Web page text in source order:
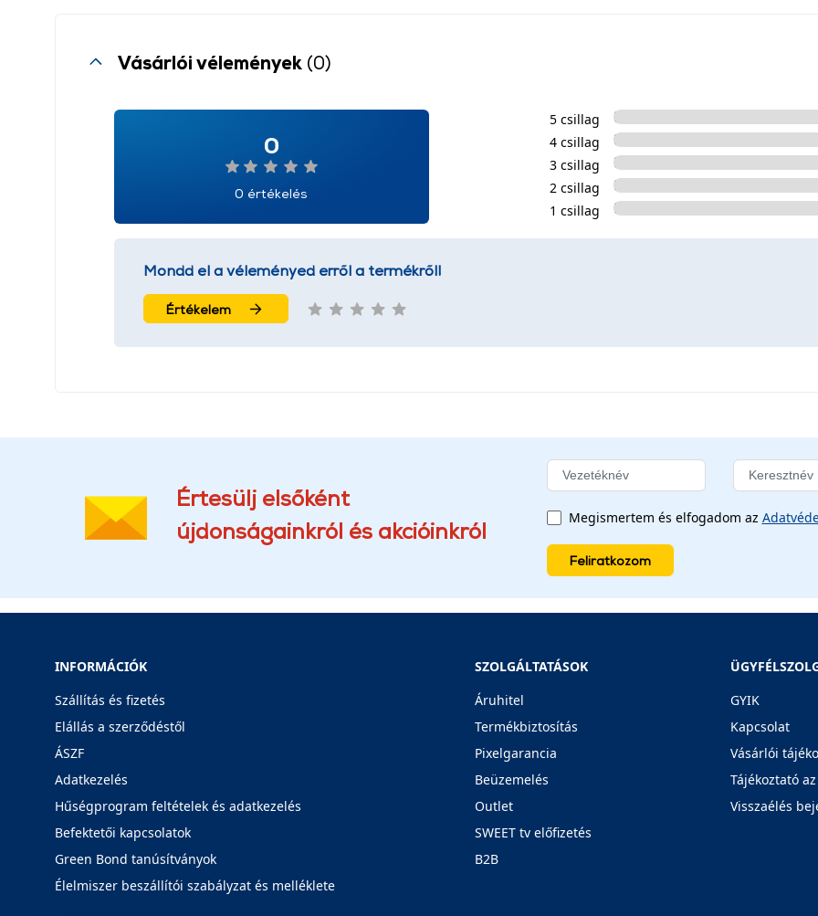
Vásárlói vélemények (0)
0
0 értékelés
5 csillag
4 csillag
3 csillag
2 csillag
1 csillag
Mondd el a véleményed erről a termékről!
Értékelem
Értesülj elsőként
újdonságainkról és akcióinkról
Megismertem és elfogadom az
Feliratkozom
INFORMÁCIÓK
Szállítás és fizetés
Elállás a szerződéstől
ÁSZF
Adatkezelés
Hűségprogram feltételek és adatkezelés
Befektetői kapcsolatok
Green Bond tanúsítványok
Élelmiszer beszállítói szabályzat és melléklete
SZOLGÁLTATÁSOK
Áruhitel
Termékbiztosítás
Pixelgarancia
Beüzemelés
Outlet
SWEET tv előfizetés
B2B
GYIK
Kapcsolat
Vásárlói
Tájékoztató
Visszaélés